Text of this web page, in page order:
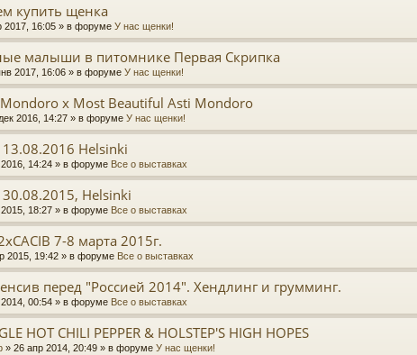
купить щенка
2017, 16:05 » в форуме У нас щенки!
малыши в питомнике Первая Скрипка
2017, 16:06 » в форуме У нас щенки!
x Most Beautiful Asti Mondoro
2016, 14:27 » в форуме У нас щенки!
13.08.2016 Helsinki
2016, 14:24 » в форуме Все о выставках
30.08.2015, Helsinki
2015, 18:27 » в форуме Все о выставках
7-8 марта 2015г.
2015, 19:42 » в форуме Все о выставках
перед "Россией 2014". Хендлинг и грумминг.
2014, 00:54 » в форуме Все о выставках
HOT CHILI PEPPER & HOLSTEP'S HIGH HOPES
» 26 апр 2014, 20:49 » в форуме У нас щенки!